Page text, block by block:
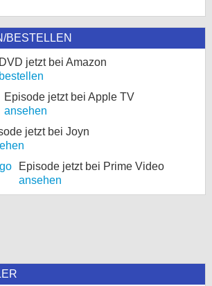
BESTELLEN
DVD jetzt bei Amazon
bestellen
Episode jetzt bei Apple TV
ansehen
jetzt bei Joyn
Episode jetzt bei Prime Video
ansehen